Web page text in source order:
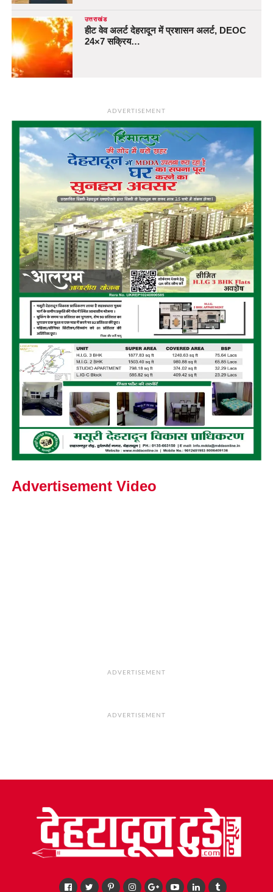
उत्तराखंड
हीट वेव अलर्ट देहरादून में प्रशासन अलर्ट, DEOC
24×7 सक्रिय…
ADVERTISEMENT
Advertisement Video
ADVERTISEMENT
ADVERTISEMENT